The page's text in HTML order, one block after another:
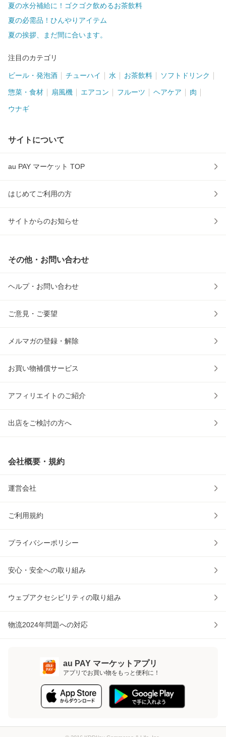
夏の水分補給に！ゴクゴク飲めるお茶飲料
夏の必需品！ひんやりアイテム
夏の挨拶、まだ間に合います。
注目のカテゴリ
ビール・発泡酒 チューハイ 水 お茶飲料 ソフトドリンク
惣菜・食材 扇風機 エアコン フルーツ ヘアケア 肉
ウナギ
サイトについて
au PAY マーケット TOP
はじめてご利用の方
サイトからのお知らせ
その他・お問い合わせ
ヘルプ・お問い合わせ
ご意見・ご要望
メルマガの登録・解除
お買い物補償サービス
アフィリエイトのご紹介
出店をご検討の方へ
会社概要・規約
運営会社
ご利用規約
プライバシーポリシー
安心・安全への取り組み
ウェブアクセシビリティの取り組み
物流2024年問題への対応
au PAY マーケットアプリ
アプリでお買い物をもっと便利に！